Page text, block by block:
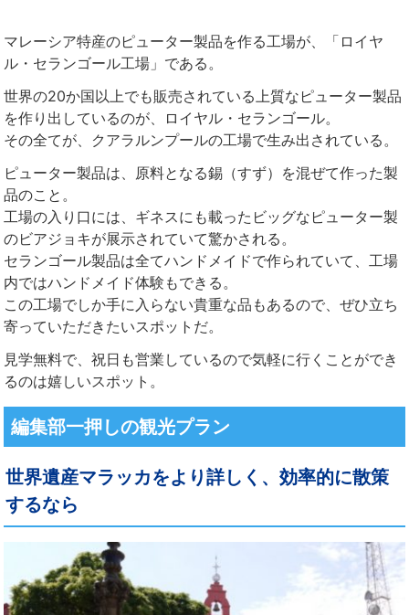
マレーシア特産のピューター製品を作る工場が、「ロイヤ
ル・セランゴール工場」である。
世界の20か国以上でも販売されている上質なピューター製品
を作り出しているのが、ロイヤル・セランゴール。
その全てが、クアラルンプールの工場で生み出されている。
ピューター製品は、原料となる錫（すず）を混ぜて作った製
品のこと。
工場の入り口には、ギネスにも載ったビッグなピューター製
のビアジョキが展示されていて驚かされる。
セランゴール製品は全てハンドメイドで作られていて、工場
内ではハンドメイド体験もできる。
この工場でしか手に入らない貴重な品もあるので、ぜひ立ち
寄っていただきたいスポットだ。
見学無料で、祝日も営業しているので気軽に行くことができ
るのは嬉しいスポット。
編集部一押しの観光プラン
世界遺産マラッカをより詳しく、効率的に散策
するなら